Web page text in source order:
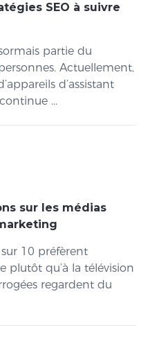
SEO à suivre
partie du
Actuellement,
d’assistant
...
sur les médias
10 préfèrent
plutôt qu’à la télévision
regardent du